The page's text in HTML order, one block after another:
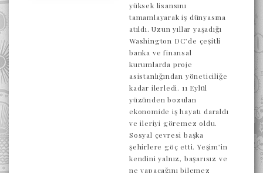
yüksek lisansını
tamamlayarak iş dünyasına
atıldı. Uzun yıllar yaşadığı
Washington DC’de çeşitli
banka ve finansal
kurumlarda proje
asistanlığından yöneticiliğe
kadar ilerledi. 11 Eylül
yüzünden bozulan
ekonomide iş hayatı daraldı
ve ileriyi göremez oldu.
Sosyal çevresi başka
şehirlere göç etti. Yeşim’in
kendini yalnız, başarısız ve
ne yapacağını bilemez